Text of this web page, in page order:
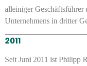
alleiniger Geschäfts­führer
Unter­nehmens in dritter
2011
Seit Juni 2011 ist Philipp